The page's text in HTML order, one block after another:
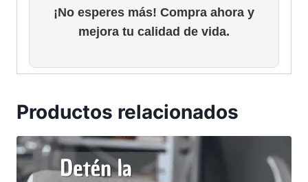
¡No esperes más! Compra ahora y
mejora tu calidad de vida.
Productos relacionados